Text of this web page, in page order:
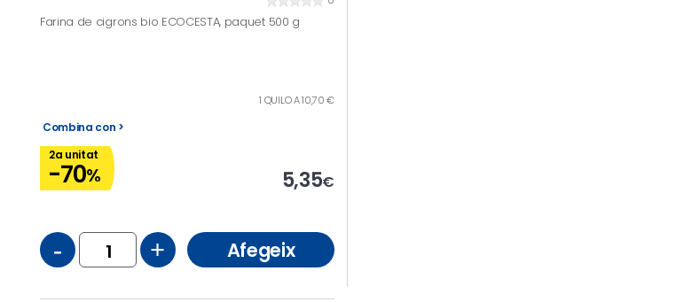
Farina de cigrons bio ECOCESTA, paquet 500 g
Combina con >
1 QUILO A 10,70 €
2a unitat
-70% 5,35€
- + Afegeix